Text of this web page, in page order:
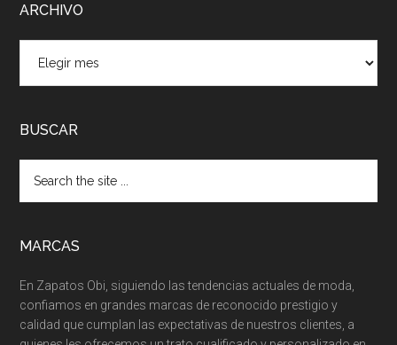
ARCHIVO
BUSCAR
MARCAS
En Zapatos Obi, siguiendo las tendencias actuales de moda,
confiamos en grandes marcas de reconocido prestigio y
calidad que cumplan las expectativas de nuestros clientes, a